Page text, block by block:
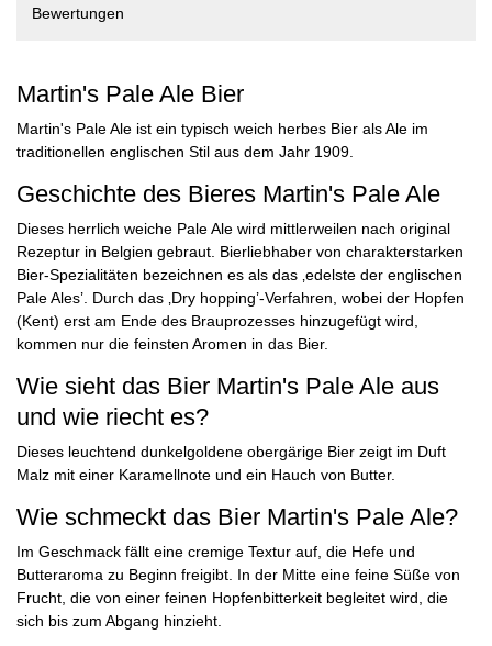
Bewertungen
Martin's Pale Ale Bier
Martin's Pale Ale ist ein typisch weich herbes Bier als Ale im
traditionellen englischen Stil aus dem Jahr 1909.
Geschichte des Bieres Martin's Pale Ale
Dieses herrlich weiche Pale Ale wird mittlerweilen nach original
Rezeptur in Belgien gebraut. Bierliebhaber von charakterstarken
Bier-Spezialitäten bezeichnen es als das ‚edelste der englischen
Pale Ales’. Durch das ‚Dry hopping’-Verfahren, wobei der Hopfen
(Kent) erst am Ende des Brauprozesses hinzugefügt wird,
kommen nur die feinsten Aromen in das Bier.
Wie sieht das Bier Martin's Pale Ale aus
und wie riecht es?
Dieses leuchtend dunkelgoldene obergärige Bier zeigt im Duft
Malz mit einer Karamellnote und ein Hauch von Butter.
Wie schmeckt das Bier Martin's Pale Ale?
Im Geschmack fällt eine cremige Textur auf, die Hefe und
Butteraroma zu Beginn freigibt. In der Mitte eine feine Süße von
Frucht, die von einer feinen Hopfenbitterkeit begleitet wird, die
sich bis zum Abgang hinzieht.